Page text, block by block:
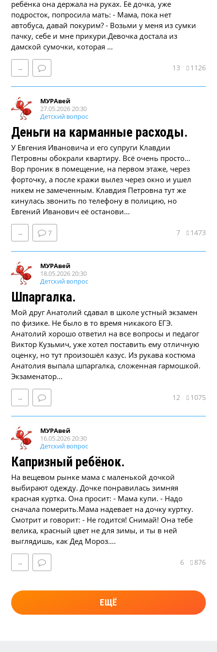
ребёнка она держала на руках. Её дочка, уже
подросток, попросила мать: - Мама, пока нет
автобуса, давай покурим? - Возьми у меня из сумки
пачку, себе и мне прикури.Девочка достала из
дамской сумочки, которая ...
→ 13 1126
МУРАвей
27.05.2026 20:30
Детский вопрос
Деньги на карманные расходы.
У Евгения Ивановича и его супруги Клавдии
Петровны обокрали квартиру. Всё очень просто…
Вор проник в помещение, на первом этаже, через
форточку, а после кражи вылез через окно и ушел
никем не замеченным. Клавдия Петровна тут же
кинулась звонить по телефону в полицию, но
Евгений Иванович её останови...
→ 7 7 1473
МУРАвей
18.05.2026 20:30
Детский вопрос
Шпаргалка.
Мой друг Анатолий сдавал в школе устный экзамен
по физике. Не было в то время никакого ЕГЭ.
Анатолий хорошо ответил на все вопросы и педагог
Виктор Кузьмич, уже хотел поставить ему отличную
оценку, но тут произошёл казус. Из рукава костюма
Анатолия выпала шпаргалка, сложенная гармошкой.
Экзаменатор...
→ 12 1075
МУРАвей
16.05.2026 20:30
Детский вопрос
Капризный ребёнок.
На вещевом рынке мама с маленькой дочкой
выбирают одежду. Дочке понравилась зимняя
красная куртка. Она просит: - Мама купи. - Надо
сначала померить.Мама надевает на дочку куртку.
Смотрит и говорит: - Не годится! Снимай! Она тебе
велика, красный цвет не для зимы, и ты в ней
выглядишь, как Дед Мороз....
→ 6 876
ЕЩЁ